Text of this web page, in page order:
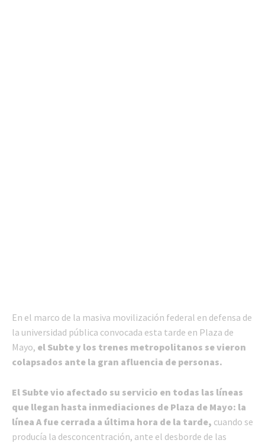
En el marco de la masiva movilización federal en defensa de
la universidad pública convocada esta tarde en Plaza de
Mayo, el Subte y los trenes metropolitanos se vieron
colapsados ante la gran afluencia de personas.
El Subte vio afectado su servicio en todas las líneas
que llegan hasta inmediaciones de Plaza de Mayo: la
línea A fue cerrada a última hora de la tarde, cuando se
producía la desconcentración, ante el desborde de las